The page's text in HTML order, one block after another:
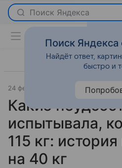
Поиск Яндекса
24 февраля 2020 Красота
Какие
испытывала,
115 кг:
на 40 кг
Поиск Яндекса
Найдёт ответ,
быстро и